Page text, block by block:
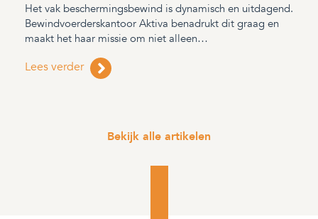
Het vak beschermingsbewind is dynamisch en uitdagend.
Bewindvoerderskantoor Aktiva benadrukt dit graag en
maakt het haar missie om niet alleen…
Lees verder
Bekijk alle artikelen